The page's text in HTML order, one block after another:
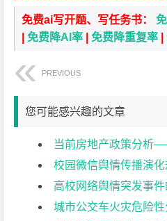
免费ai写开题、写任务书：
|免费降AI率 |免费降重复率 |
PREVIOUS
您可能感兴趣的文章
当前房地产政策分析
校园微信舆情传播演化规
高校网络舆情突发事件的
城市公交车火灾危险性分